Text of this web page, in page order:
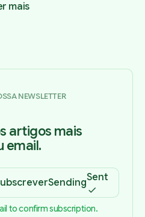
mais
NEWSLETTER
artigos mais
email.
SendingSent
to confirm subscription.